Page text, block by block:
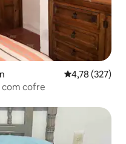
4,78 de uma
4,78 (327)
com cofre